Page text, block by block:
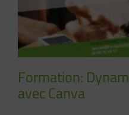
Formation:
avec Canva